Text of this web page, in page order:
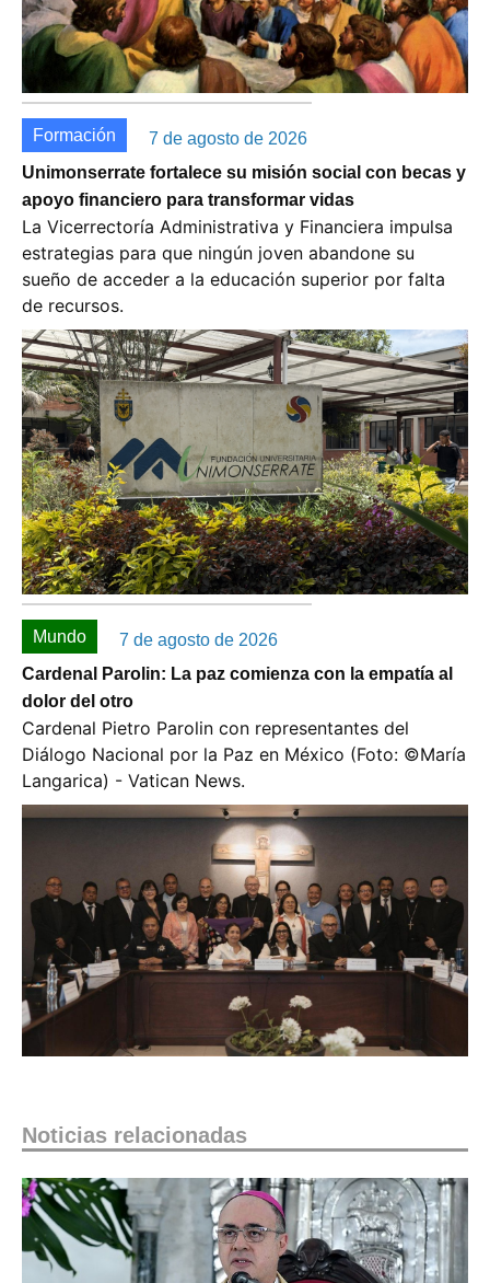
Formación
7 de agosto de 2026
Unimonserrate fortalece su misión social con becas y
apoyo financiero para transformar vidas
La Vicerrectoría Administrativa y Financiera impulsa
estrategias para que ningún joven abandone su
sueño de acceder a la educación superior por falta
de recursos.
Mundo
7 de agosto de 2026
Cardenal Parolin: La paz comienza con la empatía al
dolor del otro
Cardenal Pietro Parolin con representantes del
Diálogo Nacional por la Paz en México (Foto: ©️María
Langarica) - Vatican News.
Noticias relacionadas